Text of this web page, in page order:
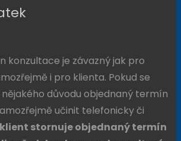
konzultace je závazný jak pro
i pro klienta. Pokud se
důvodu objednaný termín
učinit telefonicky či
stornuje objednaný termín